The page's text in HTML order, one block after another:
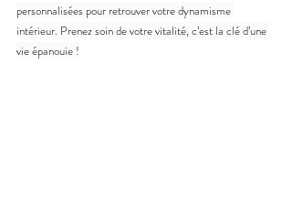
personnalisées pour retrouver votre dynamisme
intérieur. Prenez soin de votre vitalité, c’est la clé d’une
vie épanouie !